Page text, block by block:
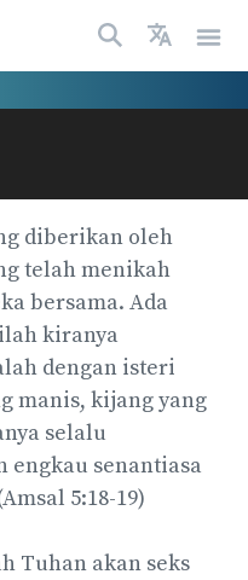
diberikan oleh
telah menikah
bersama. Ada
kiranya
dengan isteri
manis, kijang yang
selalu
engkau senantiasa
5:18-19)
Tuhan akan seks